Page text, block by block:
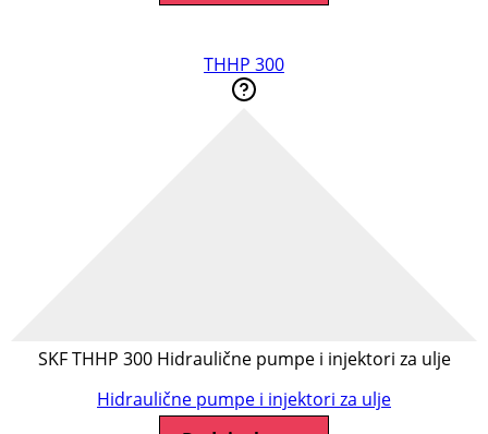
THHP 300
SKF THHP 300 Hidraulične pumpe i injektori za ulje
Hidraulične pumpe i injektori za ulje